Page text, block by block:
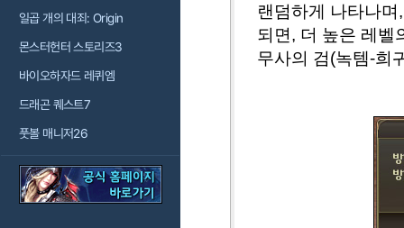
일곱 개의 대죄: Origin
몬스터헌터 스토리즈3
바이오하자드 레퀴엠
드래곤 퀘스트7
풋볼 매니저26
랜덤하게 나타나
되면, 더 높은 레벨
무사의 검(녹템-희